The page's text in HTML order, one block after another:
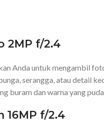
2MP f/2.4
Anda untuk mengambil
serangga, atau detail
buram dan warna yang
16MP f/2.4